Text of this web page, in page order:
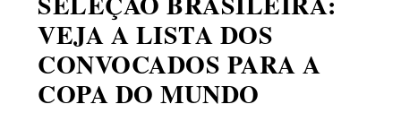
VEJA A LISTA DOS
CONVOCADOS PARA A
COPA DO MUNDO